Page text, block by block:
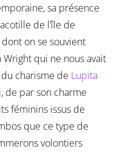
sa présence
de l’île de
on se souvient
qui ne nous avait
charisme de Lupita
de par son charme
féminins issus de
que ce type de
volontiers